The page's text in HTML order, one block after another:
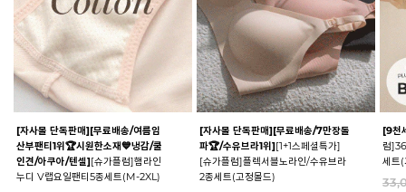
[자사몰 단독판매][무료배송/여름임
산부팬티1위🏆시원한소재💙냉감/쿨
인견/아쿠아/텐셀][슈가플럼]햄라인
누디 V랩요일팬티5종세트(M-2XL)
[자사몰 단독판매][무료배송/7만장돌
파🏆/수유브라1위][1+1스페셜특가]
[슈가플럼]플렉서블노라인/수유브라
2종세트(고정몰드)
[9천
럼
세트